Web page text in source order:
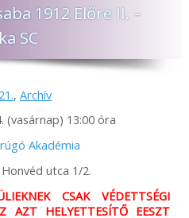
1912 Előre II. –
SC
, Archív
(vasárnap) 13:00 óra
Akadémia
utca 1/2.
CSAK VÉDETTSÉGI
AZT HELYETTESÍTŐ EESZT